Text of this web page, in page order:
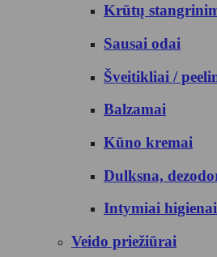
Krūtų
Sausai odai
Šveitikliai /
Balzamai
Kūno kremai
Dulksna,
Intymiai higienai
Veido priežiūrai